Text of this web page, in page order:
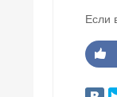
Если